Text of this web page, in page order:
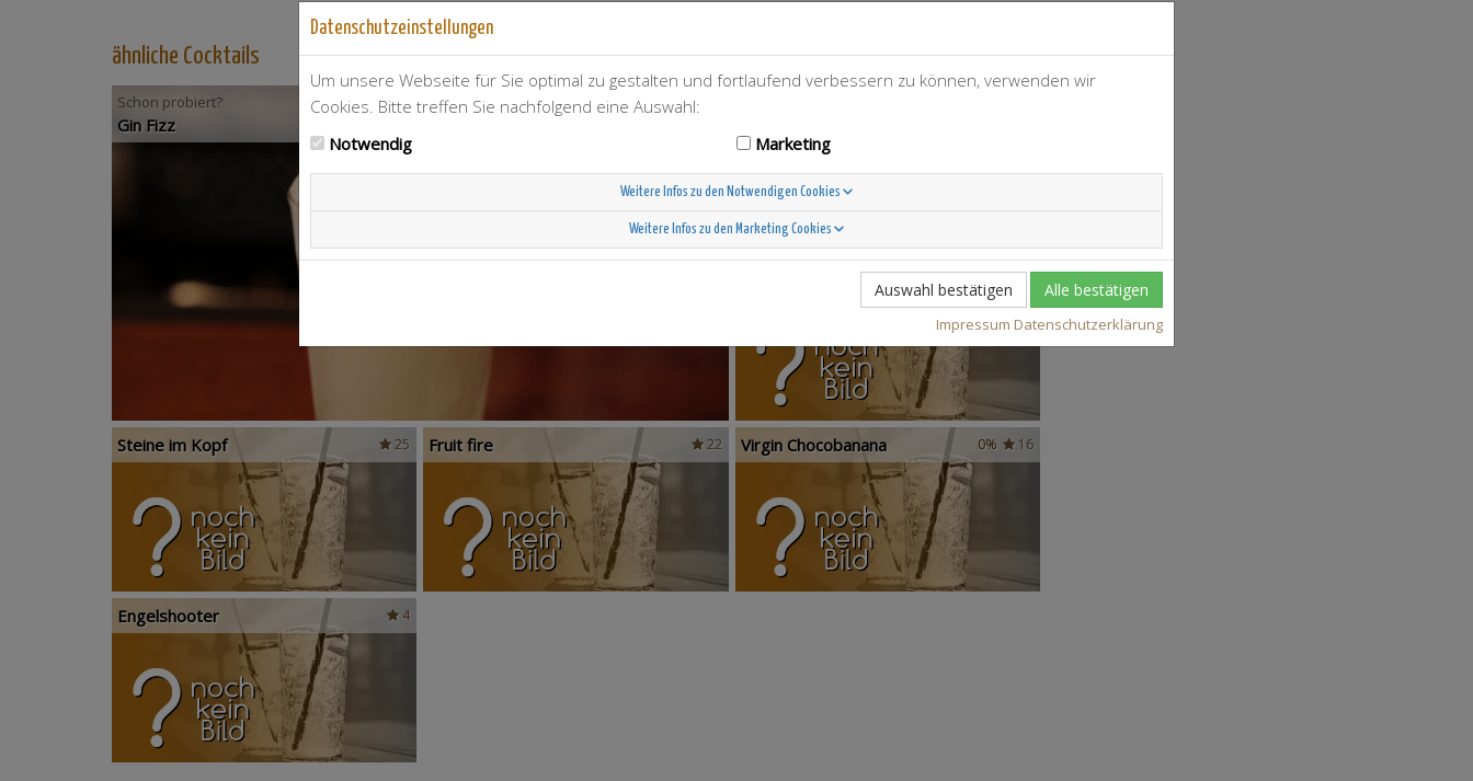
ähnliche Cocktails
136
Schon probiert?
Gin Fizz
37
Scandinavian Sunshine
25
Steine im Kopf 22
Fruit fire 16
0%
Virgin Chocobanana
4
Engelshooter
Datenschutzeinstellungen
Um unsere Webseite für Sie optimal zu gestalten und fortlaufend verbessern zu können, verwenden wir
Cookies. Bitte treffen Sie nachfolgend eine Auswahl:
Notwendig
Marketing
Weitere Infos zu den Notwendigen Cookies
Weitere Infos zu den Marketing Cookies
Auswahl bestätigen Alle bestätigen
Impressum Datenschutzerklärung